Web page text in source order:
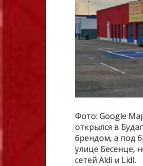
Фото: Google
открылся в
брендом, а под
улице Бесенце,
сетей Aldi и Lidl.